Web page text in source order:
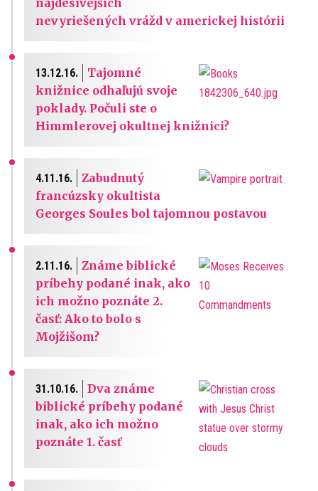
nevyriešených vrážd v americkej histórii
13.12.16.
Tajomné
knižnice odhaľujú svoje
poklady. Počuli ste o
Himmlerovej okultnej knižnici?
4.11.16.
Zabudnutý
francúzsky okultista
Georges Soules bol tajomnou postavou
2.11.16.
Známe biblické
príbehy podané inak, ako
ich možno poznáte 2.
časť: Ako to bolo s
Mojžišom?
31.10.16.
Dva známe
biblické príbehy podané
inak, ako ich možno
poznáte 1. časť